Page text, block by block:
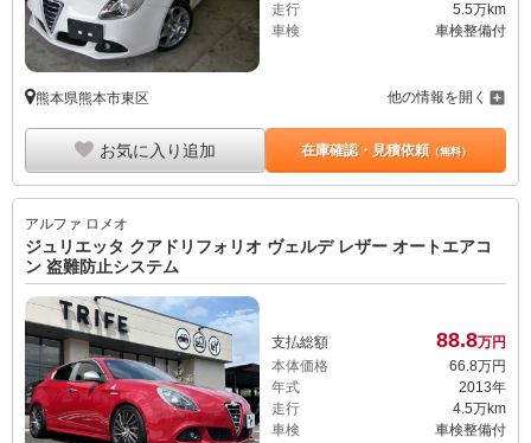
走行
5.5万km
車検
車検整備付
熊本県熊本市東区 他の情報を開く
お気に入り追加 在庫確認・見積依頼（無料）
アルファ ロメオ
ジュリエッタ クアドリフォリオ ヴェルデ レザー オートエアコ
ン 盗難防止システム
支払総額 88.8万円
本体価格
66.8万円
年式
2013年
走行
4.5万km
車検
車検整備付